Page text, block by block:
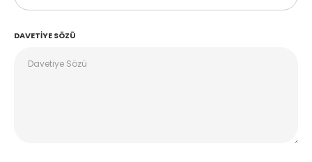
DAVETIYE SÖZÜ